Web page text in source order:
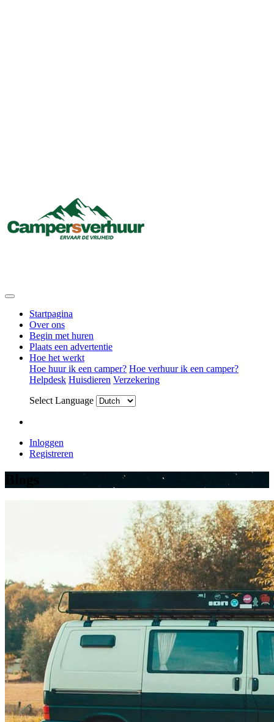
Startpagina
Over ons
Begin met huren
Plaats een advertentie
Hoe het werkt
Hoe huur ik een camper? Hoe verhuur ik een camper?
Helpdesk Huisdieren Verzekering
Select Language
Inloggen
Registreren
Blogs